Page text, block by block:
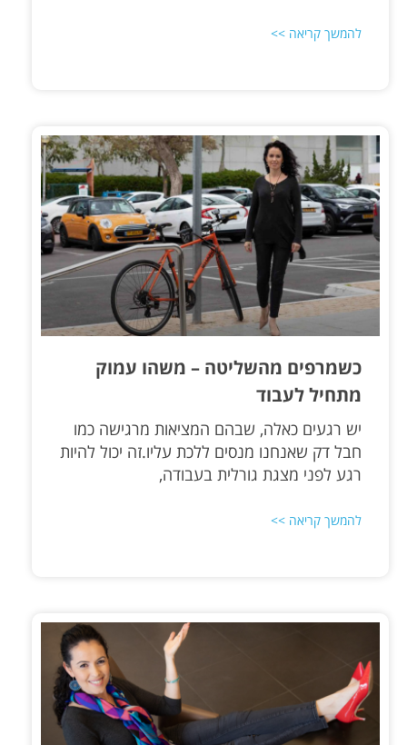
להמשך קריאה >>
כשמרפים מהשליטה – משהו עמוק
מתחיל לעבוד
יש רגעים כאלה, שבהם המציאות מרגישה כמו
חבל דק שאנחנו מנסים ללכת עליו.זה יכול להיות
רגע לפני מצגת גורלית בעבודה,
להמשך קריאה >>